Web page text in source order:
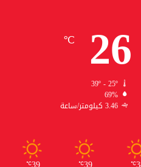
26
℃
39º - 25º
69%
3.46 كيلومتر/ساعة
℃
℃
℃